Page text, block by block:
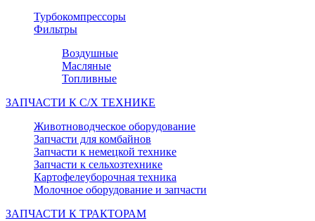
Турбокомпрессоры
Фильтры
Воздушные
Масляные
Топливные
ЗАПЧАСТИ К С/Х ТЕХНИКЕ
Животноводческое оборудование
Запчасти для комбайнов
Запчасти к немецкой технике
Запчасти к сельхозтехнике
Картофелеуборочная техника
Молочное оборудование и запчасти
ЗАПЧАСТИ К ТРАКТОРАМ